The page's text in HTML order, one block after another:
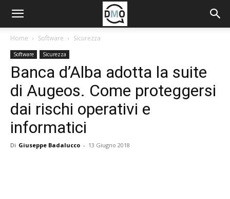
Home Software Sicurezza
Software Sicurezza
Banca d’Alba adotta la suite
di Augeos. Come proteggersi
dai rischi operativi e
informatici
Di Giuseppe Badalucco - 13 Giugno 2018